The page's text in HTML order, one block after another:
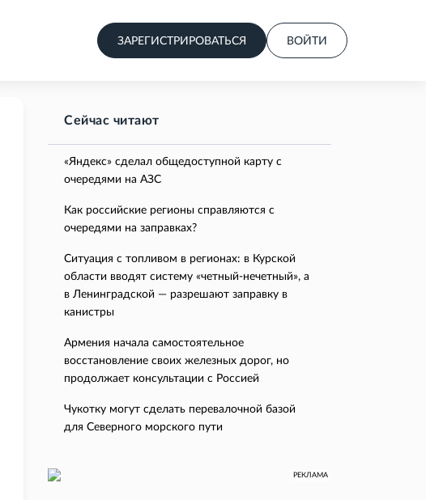
ЗАРЕГИСТРИРОВАТЬСЯ ВОЙТИ
Сейчас читают
«Яндекс» сделал общедоступной карту с
очередями на АЗС
Как российские регионы справляются с
очередями на заправках?
Ситуация с топливом в регионах: в Курской
области вводят систему «четный-нечетный», а
в Ленинградской — разрешают заправку в
канистры
Армения начала самостоятельное
восстановление своих железных дорог, но
продолжает консультации с Россией
Чукотку могут сделать перевалочной базой
для Северного морского пути
РЕКЛАМА